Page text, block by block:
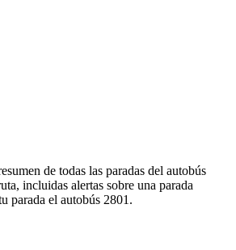
de todas las paradas del autobús
incluidas alertas sobre una parada
parada el autobús 2801.